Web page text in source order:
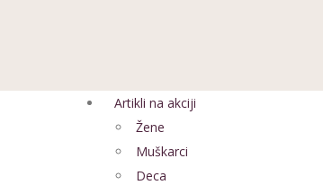
Artikli na akciji
Žene
Muškarci
Deca